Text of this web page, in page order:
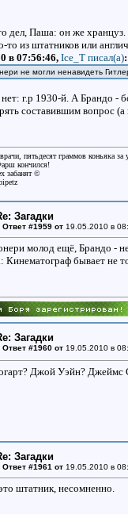
дел, Паша: он же
то из штатников или
в 07:56:46, Ice_T писал(a):
не могли ненавидеть
г.р 1930-й. А Брандо -
составившим вопрос
пятьдесят граммов коньяка
кончился!
забанят ©
Загадки
Ответ #1959 от19.05.2010 в
молод ещё, Брандо -
Кинематограф бывает не
Загадки
Ответ #1960 от19.05.2010 в
Джой Уэйн? Джеймс
Загадки
Ответ #1961 от19.05.2010 в
штатник, несомненно.